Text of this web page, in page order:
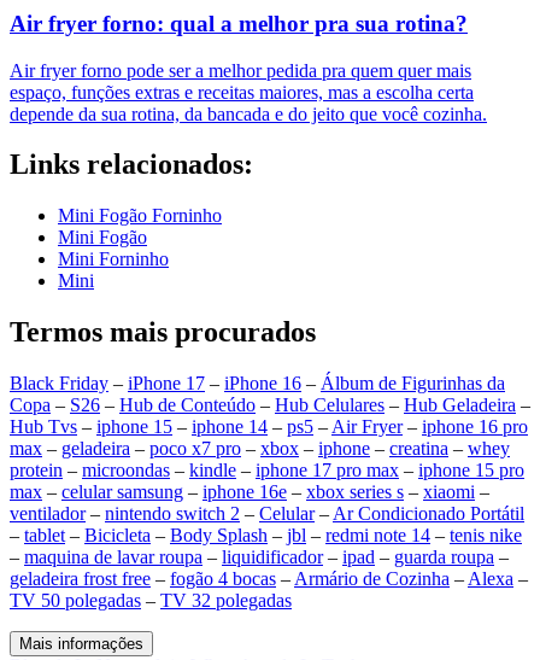
Air fryer forno: qual a melhor pra sua rotina?
Air fryer forno pode ser a melhor pedida pra quem quer mais
espaço, funções extras e receitas maiores, mas a escolha certa
depende da sua rotina, da bancada e do jeito que você cozinha.
Links relacionados:
Mini Fogão Forninho
Mini Fogão
Mini Forninho
Mini
Termos mais procurados
Black Friday – iPhone 17 – iPhone 16 – Álbum de Figurinhas da
Copa – S26 – Hub de Conteúdo – Hub Celulares – Hub Geladeira –
Hub Tvs – iphone 15 – iphone 14 – ps5 – Air Fryer– iphone 16 pro
max – geladeira – poco x7 pro – xbox – iphone – creatina – whey
protein – microondas – kindle – iphone 17 pro max – iphone 15 pro
max – celular samsung – iphone 16e – xbox series s – xiaomi –
ventilador– nintendo switch 2 – Celular– Ar Condicionado Portátil
– tablet – Bicicleta – Body Splash – jbl – redmi note 14 – tenis nike
– maquina de lavar roupa – liquidificador– ipad – guarda roupa –
geladeira frost free – fogão 4 bocas – Armário de Cozinha – Alexa –
TV 50 polegadas – TV 32 polegadas
Mais informações